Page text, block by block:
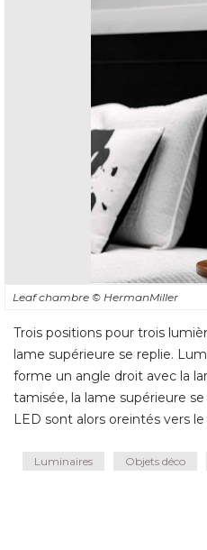
Leaf chambre © HermanMiller
Trois positions pour trois
lame supérieure se replie.
forme un angle droit avec la
tamisée, la lame supérieure
LED sont alors oreintés vers
Luminaires Objets déco